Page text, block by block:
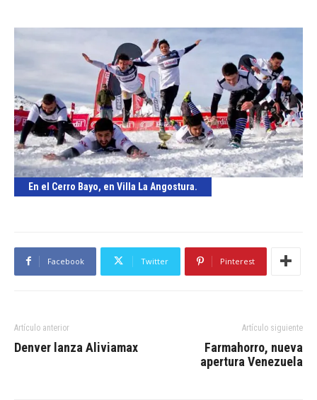
En el Cerro Bayo, en Villa La Angostura.
Facebook Twitter Pinterest
Artículo anterior
Denver lanza Aliviamax
Artículo siguiente
Farmahorro, nueva
apertura Venezuela